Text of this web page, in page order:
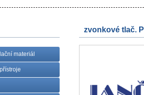
materiál
zvonkové tlač.